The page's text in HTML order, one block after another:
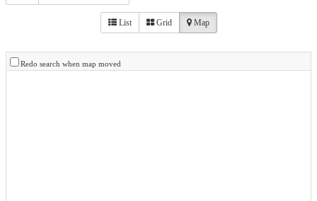
List Grid Map
Redo search when map moved